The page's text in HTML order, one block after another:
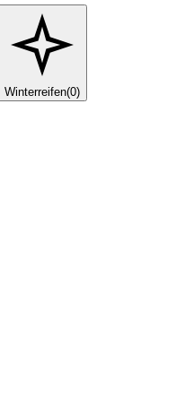
Winterreifen(0)